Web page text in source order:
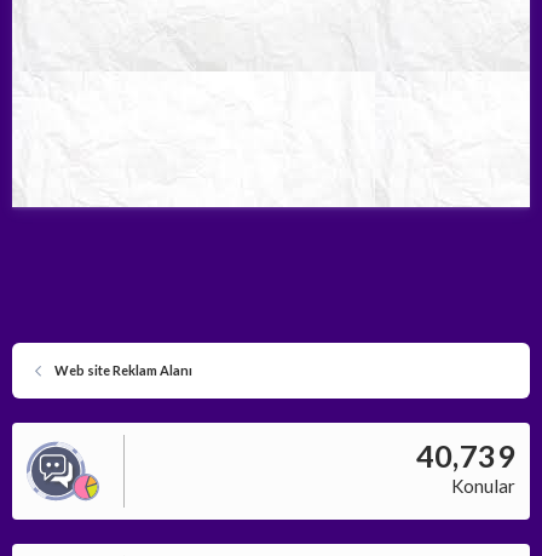
Web site Reklam Alanı
40,739
Konular